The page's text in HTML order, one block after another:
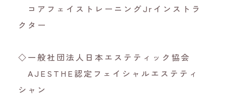
コアフェイストレーニングJrインストラ
クター
◇一般社団法人日本エステティック協会
AJESTHE認定フェイシャルエステティ
シャン